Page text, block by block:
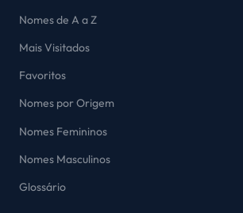
Nomes de A a Z
Mais Visitados
Favoritos
Nomes por Origem
Nomes Femininos
Nomes Masculinos
Glossário